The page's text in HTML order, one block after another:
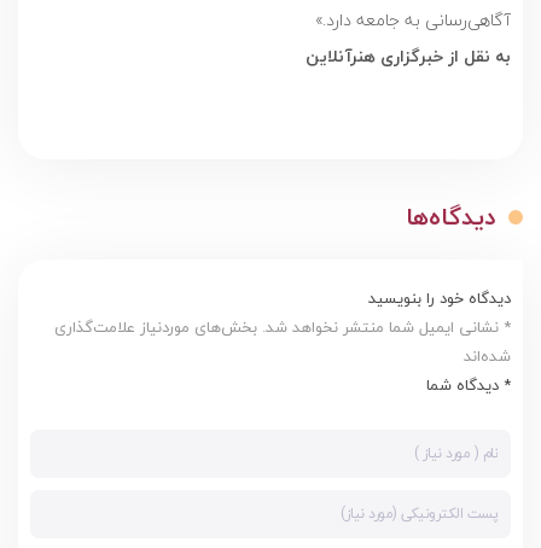
آگاهی‌رسانی به جامعه دارد.»
به نقل از خبرگزاری هنرآنلاین
دیدگاه‌ها
دیدگاه خود را بنویسید
* نشانی ایمیل شما منتشر نخواهد شد. بخش‌های موردنیاز علامت‌گذاری
شده‌اند
* دیدگاه شما